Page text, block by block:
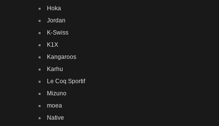
Hoka
Jordan
K-Swiss
K1X
Kangaroos
Karhu
Le Coq Sportif
Mizuno
moea
Native